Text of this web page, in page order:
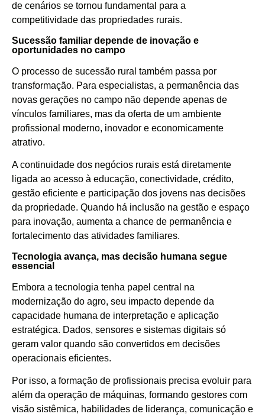
de cenários se tornou fundamental para a
competitividade das propriedades rurais.
Sucessão familiar depende de inovação e
oportunidades no campo
O processo de sucessão rural também passa por
transformação. Para especialistas, a permanência das
novas gerações no campo não depende apenas de
vínculos familiares, mas da oferta de um ambiente
profissional moderno, inovador e economicamente
atrativo.
A continuidade dos negócios rurais está diretamente
ligada ao acesso à educação, conectividade, crédito,
gestão eficiente e participação dos jovens nas decisões
da propriedade. Quando há inclusão na gestão e espaço
para inovação, aumenta a chance de permanência e
fortalecimento das atividades familiares.
Tecnologia avança, mas decisão humana segue
essencial
Embora a tecnologia tenha papel central na
modernização do agro, seu impacto depende da
capacidade humana de interpretação e aplicação
estratégica. Dados, sensores e sistemas digitais só
geram valor quando são convertidos em decisões
operacionais eficientes.
Por isso, a formação de profissionais precisa evoluir para
além da operação de máquinas, formando gestores com
visão sistêmica, habilidades de liderança, comunicação e